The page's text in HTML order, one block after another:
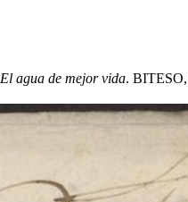
El agua de mejor vida. BITESO,